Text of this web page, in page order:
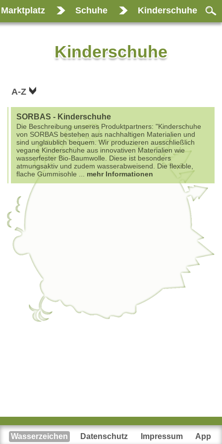
Marktplatz Schuhe Kinderschuhe
Kinderschuhe
A-Z
SORBAS - Kinderschuhe
Die Beschreibung unseres Produktpartners: "Kinderschuhe
von SORBAS bestehen aus nachhaltigen Materialien und
sind unglaublich bequem. Wir produzieren ausschließlich
vegane Kinderschuhe aus innovativen Materialien wie
wasserfester Bio-Baumwolle. Diese ist besonders
atmungsaktiv und zudem wasserabweisend. Die flexible,
flache Gummisohle
mehr Informationen
Wasserzeichen Datenschutz Impressum App